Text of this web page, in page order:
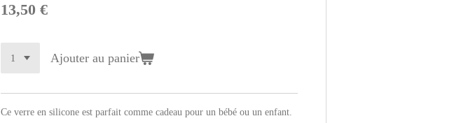
13,50 €
Ajouter au panier
Ce verre en silicone est parfait comme cadeau pour un bébé ou un enfant.